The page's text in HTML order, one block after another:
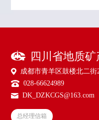
四川省地质
成都市青羊区鼓楼北二街
028-66624989
DK_DZKCGS@163.com
总经理信箱